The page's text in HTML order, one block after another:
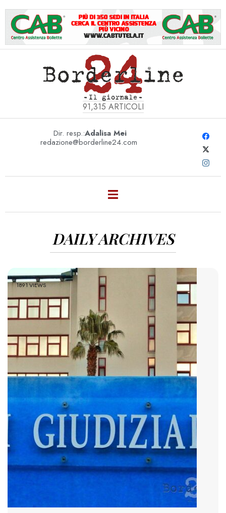
91,315 ARTICOLI
Dir. resp.:Adalisa Mei
redazione@borderline24.com
DAILY ARCHIVES
1891 VIEWS